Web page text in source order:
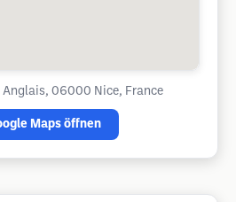
Anglais, 06000 Nice, France
Maps öffnen